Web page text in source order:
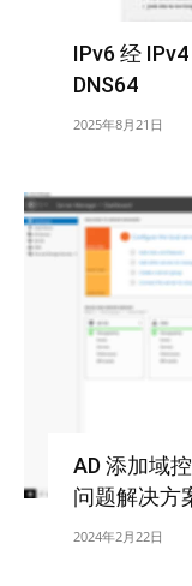
IPv6 经
DNS64
2025年8月21日
AD 添加域
问题解决方
2024年2月22日